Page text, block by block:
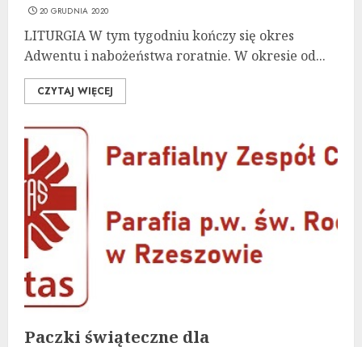
20 GRUDNIA 2020
LITURGIA W tym tygodniu kończy się okres
Adwentu i nabożeństwa roratnie. W okresie od...
CZYTAJ WIĘCEJ
Paczki świąteczne dla